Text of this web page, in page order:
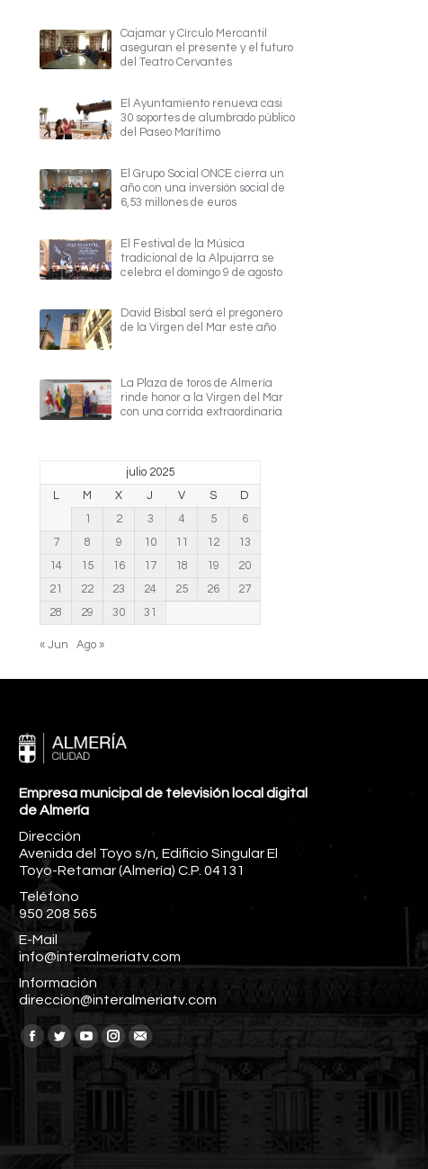
Cajamar y Círculo Mercantil
aseguran el presente y el futuro
del Teatro Cervantes
El Ayuntamiento renueva casi
30 soportes de alumbrado público
del Paseo Marítimo
El Grupo Social ONCE cierra un
año con una inversión social de
6,53 millones de euros
El Festival de la Música
tradicional de la Alpujarra se
celebra el domingo 9 de agosto
David Bisbal será el pregonero
de la Virgen del Mar este año
La Plaza de toros de Almería
rinde honor a la Virgen del Mar
con una corrida extraordinaria
julio 2025
L
M X J V S
D
1
2 3 4 5
6
7
8 9 10 11 12
13
14
15 16 17 18 19
20
21
22 23 24 25 26
27
28
29 30 31
« Jun Ago »
Empresa municipal de televisión local digital
de Almería
Dirección
Avenida del Toyo s/n, Edificio Singular El
Toyo-Retamar (Almería) C.P. 04131
Teléfono
950 208 565
E-Mail
info@interalmeriatv.com
Información
direccion@interalmeriatv.com
Encuéntranos en:
Facebook
TwitterYouTube
Instagram
Mail